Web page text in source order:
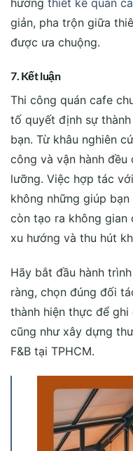
hướng thiết kế quán
giản, pha trộn giữa
được ưa chuộng.
7. Kết luận
Thi công quán cafe
tố quyết định sự
bạn. Từ khâu nghiên
công và vận hành
lưỡng. Việc hợp tác
không những giúp
còn tạo ra không gian
xu hướng và thu hút
Hãy bắt đầu hành
ràng, chọn đúng đối
thành hiện thực để
cũng như xây dựng
F&B tại TPHCM.